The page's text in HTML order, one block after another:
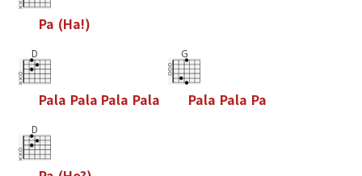
Pa (Ha!)
D
Pala Pala Pala Pala
G
Pala Pala Pa
D